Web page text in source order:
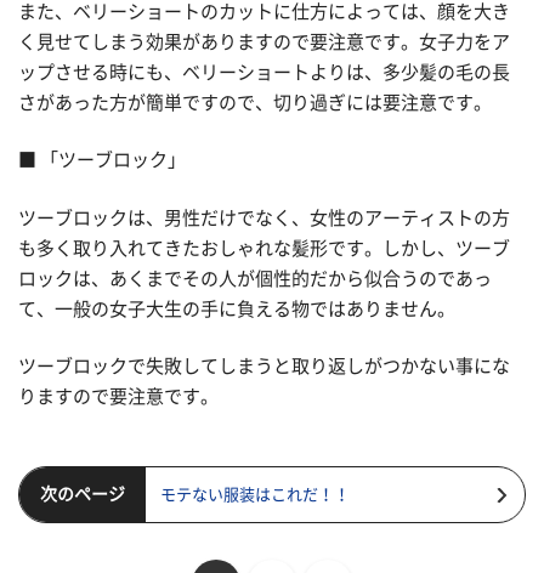
また、ベリーショートのカットに仕方によっては、顔を大き
く見せてしまう効果がありますので要注意です。女子力をア
ップさせる時にも、ベリーショートよりは、多少髪の毛の長
さがあった方が簡単ですので、切り過ぎには要注意です。
■ 「ツーブロック」
ツーブロックは、男性だけでなく、女性のアーティストの方
も多く取り入れてきたおしゃれな髪形です。しかし、ツーブ
ロックは、あくまでその人が個性的だから似合うのであっ
て、一般の女子大生の手に負える物ではありません。
ツーブロックで失敗してしまうと取り返しがつかない事にな
りますので要注意です。
次のページ モテない服装はこれだ！！